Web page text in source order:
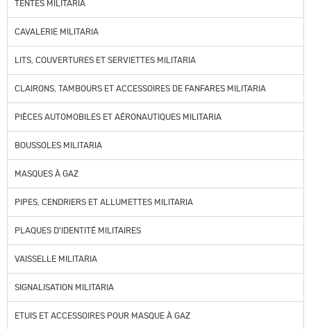
TENTES MILITARIA
CAVALERIE MILITARIA
LITS, COUVERTURES ET SERVIETTES MILITARIA
CLAIRONS, TAMBOURS ET ACCESSOIRES DE FANFARES MILITARIA
PIÈCES AUTOMOBILES ET AÉRONAUTIQUES MILITARIA
BOUSSOLES MILITARIA
MASQUES À GAZ
PIPES, CENDRIERS ET ALLUMETTES MILITARIA
PLAQUES D'IDENTITÉ MILITAIRES
VAISSELLE MILITARIA
SIGNALISATION MILITARIA
ETUIS ET ACCESSOIRES POUR MASQUE À GAZ